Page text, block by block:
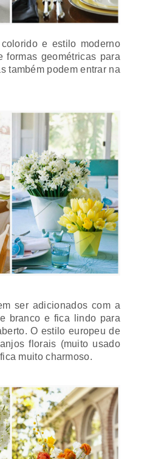
e estilo moderno
formas geométricas para
também podem entrar na
ser adicionados com a
branco e fica lindo para
O estilo europeu de
florais (muito usado
muito charmoso.